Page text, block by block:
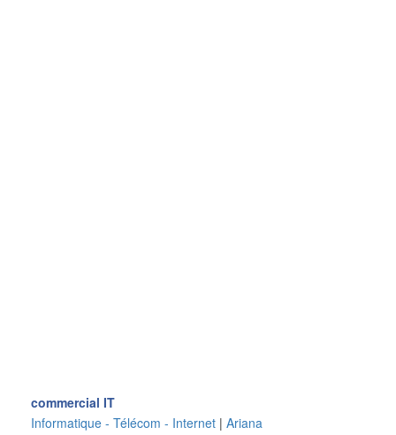
commercial IT
Informatique - Télécom - Internet | Ariana